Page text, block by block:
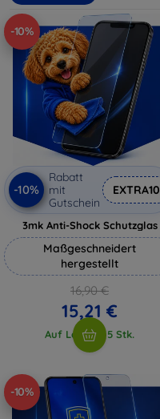
-10%
-10%
Rabatt
mit
Gutschein
EXTRA10
3mk Anti-Shock Schutzglas
Maßgeschneidert
hergestellt
16,90 €
15,21 €
Auf Lager > 5 Stk.
-10%